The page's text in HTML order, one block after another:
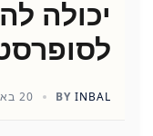
יכולה
BY INBAL 20 באוקטובר 2025